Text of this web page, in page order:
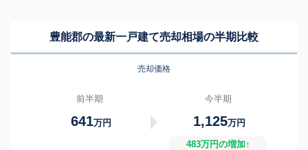
豊能郡の最新一戸建て売却相場の半期比較
売却価格
前半期
641万円
今半期
1,125万円
483万円の増加↑